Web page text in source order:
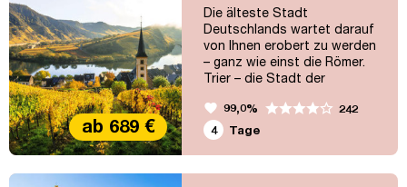
Die älteste Stadt
Deutschlands wartet darauf
von Ihnen erobert zu werden
– ganz wie einst die Römer.
Trier – die Stadt der
Bischöfe und Kurfürsten –
wird Sie mit ihren zahlreichen
großartigen Bauwerken wie
Porta Nigra und
Kaiserthermen ebenso
ab 689 €
favorite 99,0%
242
4
Tage